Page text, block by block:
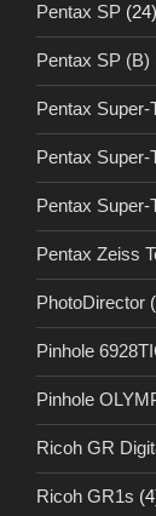
Pentax SP (24)
Pentax SP (B)
Pentax
Pentax
Pentax
Pentax Zeiss
PhotoDirector
Pinhole
Pinhole
Ricoh GR
Ricoh GR1s